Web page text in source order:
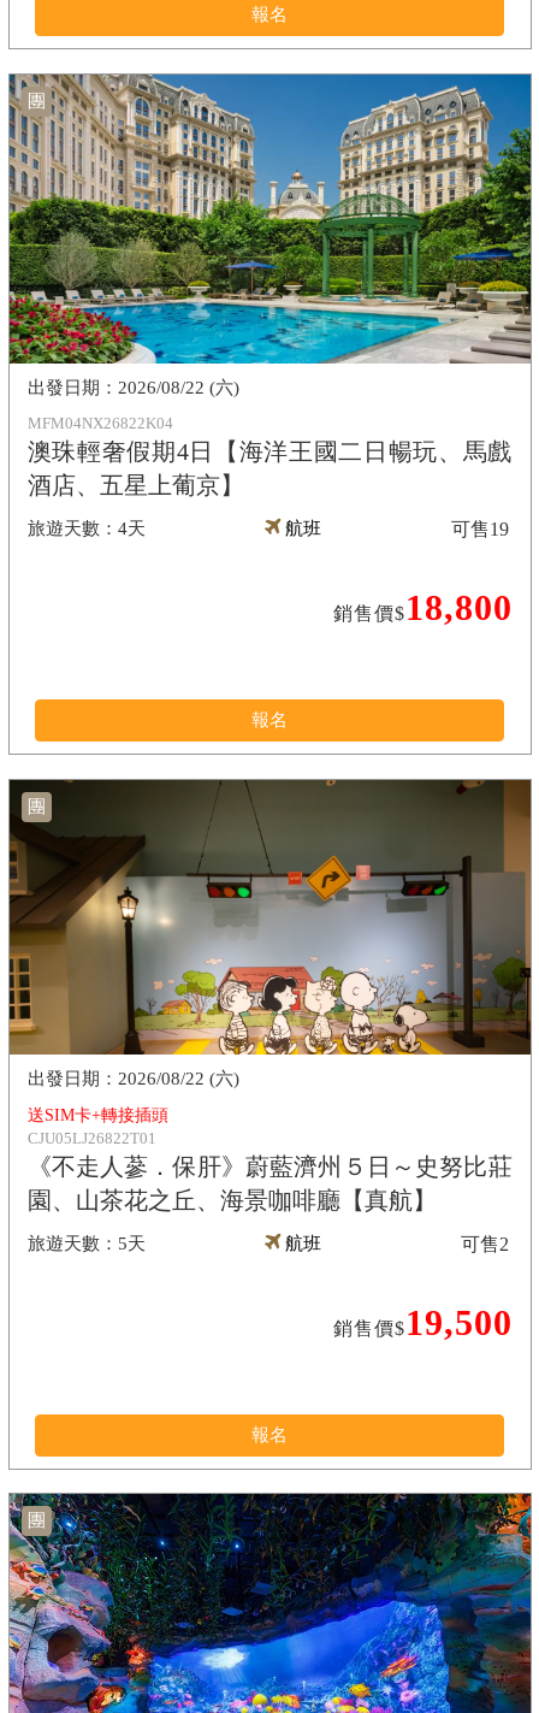
報名
團
MFM04NX26822K04
澳珠輕奢假期4日【海洋王國二日暢玩、馬戲
酒店、五星上葡京】
4天
2026/08/22 (六)
航班
銷售價$18,800
可售19
報名
團
送SIM卡+轉接插頭
CJU05LJ26822T01
《不走人蔘．保肝》蔚藍濟州５日～史努比莊
園、山茶花之丘、海景咖啡廳【真航】
5天
2026/08/22 (六)
航班
銷售價$19,500
可售2
報名
團